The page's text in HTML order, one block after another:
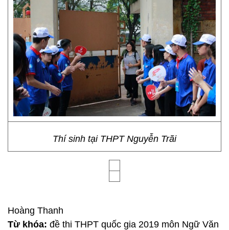
Thí sinh tại THPT Nguyễn Trãi
Hoàng Thanh
Từ khóa: đề thi THPT quốc gia 2019 môn Ngữ Văn